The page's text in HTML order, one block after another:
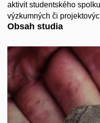
aktivit studentského
výzkumných či
Obsah studia